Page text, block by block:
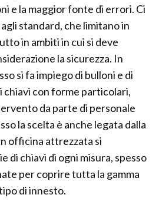
e la maggior fonte di errori. Ci
standard, che limitano in
in ambiti in cui si deve
la sicurezza. In
si fa impiego di bulloni e di
chiavi con forme particolari,
da parte di personale
la scelta è anche legata dalla
officina attrezzata si
di chiavi di ogni misura, spesso
per coprire tutta la gamma
di innesto.